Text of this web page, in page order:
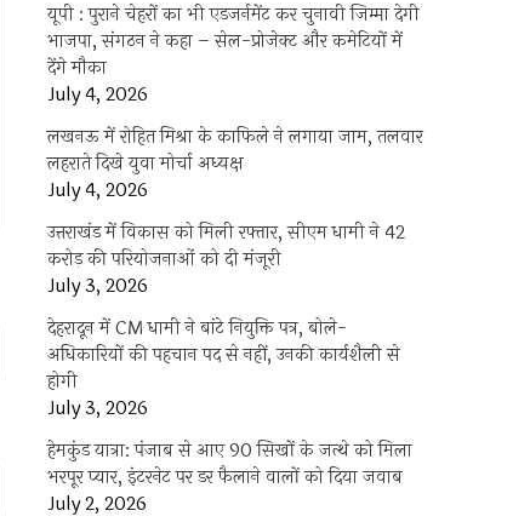
यूपी : पुराने चेहरों का भी एडजर्नमेंट कर चुनावी जिम्मा देगी
भाजपा, संगठन ने कहा – सेल-प्रोजेक्ट और कमेटियों में
देंगे मौका
July 4, 2026
लखनऊ में रोहित मिश्रा के काफिले ने लगाया जाम, तलवार
लहराते दिखे युवा मोर्चा अध्यक्ष
July 4, 2026
उत्तराखंड में विकास को मिली रफ्तार, सीएम धामी ने 42
करोड़ की परियोजनाओं को दी मंजूरी
July 3, 2026
देहरादून में CM धामी ने बांटे नियुक्ति पत्र, बोले-
अधिकारियों की पहचान पद से नहीं, उनकी कार्यशैली से
होगी
July 3, 2026
हेमकुंड यात्रा: पंजाब से आए 90 सिखों के जत्थे को मिला
भरपूर प्यार, इंटरनेट पर डर फैलाने वालों को दिया जवाब
July 2, 2026